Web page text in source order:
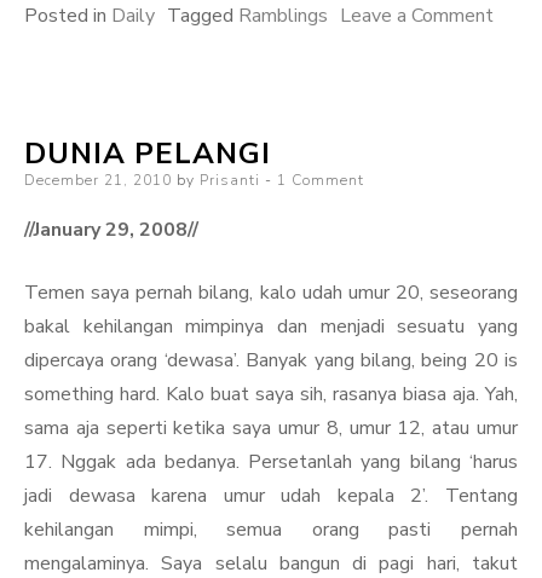
Posted in Daily Tagged Ramblings Leave a Commenton
DUNIA PELANGI
Posted
December 21, 2010 by Prisanti 1 Comment
//January 29, 2008//
Temen saya pernah bilang, kalo udah umur 20, seseorang
bakal kehilangan mimpinya dan menjadi sesuatu yang
dipercaya orang ‘dewasa’. Banyak yang bilang, being 20 is
something hard. Kalo buat saya sih, rasanya biasa aja. Yah,
sama aja seperti ketika saya umur 8, umur 12, atau umur
17. Nggak ada bedanya. Persetanlah yang bilang ‘harus
jadi dewasa karena umur udah kepala 2’. Tentang
kehilangan mimpi, semua orang pasti pernah
mengalaminya. Saya selalu bangun di pagi hari, takut